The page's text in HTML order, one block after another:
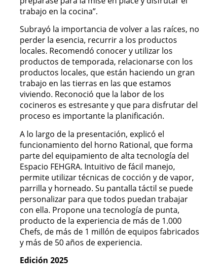
trabajo en la cocina”.
Subrayó la importancia de volver a las raíces, no
perder la esencia, recurrir a los productos
locales. Recomendó conocer y utilizar los
productos de temporada, relacionarse con los
productos locales, que están haciendo un gran
trabajo en las tierras en las que estamos
viviendo. Reconoció que la labor de los
cocineros es estresante y que para disfrutar del
proceso es importante la planificación.
A lo largo de la presentación, explicó el
funcionamiento del horno Rational, que forma
parte del equipamiento de alta tecnología del
Espacio FEHGRA. Intuitivo de fácil manejo,
permite utilizar técnicas de cocción y de vapor,
parrilla y horneado. Su pantalla táctil se puede
personalizar para que todos puedan trabajar
con ella. Propone una tecnología de punta,
producto de la experiencia de más de 1.000
Chefs, de más de 1 millón de equipos fabricados
y más de 50 años de experiencia.
Edición 2025